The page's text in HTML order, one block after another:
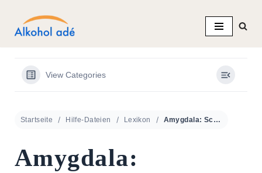
Zum
View Categories
Startseite Hilfe-Dateien Lexikon Amygdala: Schlüsselrolle bei emotionaler Verarbeitung, Panikstörungen und Alkoholabhängigkeit
Amygdala: